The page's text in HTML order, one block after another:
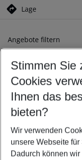
Lage
Angebote filtern
Ändern Sie Ihre
Abflughafen
Beliebiger
Reisezeitraum
08.08.26–
2 Erwachsene
Stimmen Sie
Cookies
Ihnen das
bieten?
Wir verwenden
unsere Webseite
Dadurch können